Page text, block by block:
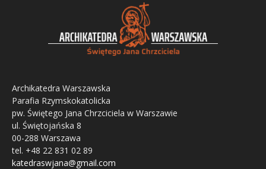
Archikatedra Warszawska
Parafia Rzymskokatolicka
pw. Świętego Jana Chrzciciela w Warszawie
ul. Świętojańska 8
00-288 Warszawa
tel. +48 22 831 02 89
katedraswjana@gmail.com